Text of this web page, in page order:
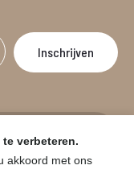
artikelen.
verbeteren.
akkoord met ons